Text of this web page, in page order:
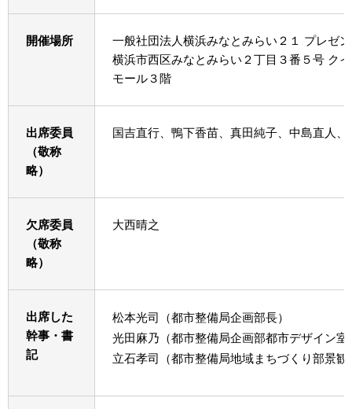
開催場所
一般社団法人横浜みなとみらい２１ プレゼ
横浜市西区みなとみらい２丁目３番５号 ク
モール３階
出席委員
（敬称
略）
国吉直行、鴨下香苗、真田純子、中島直人
欠席委員
（敬称
略）
大西晴之
出席した
幹事・書
記
松本光司（都市整備局企画部長）
光田麻乃（都市整備局企画部都市デザイン室
立石孝司（都市整備局地域まちづくり部景観